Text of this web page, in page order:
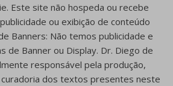
Este site não hospeda ou recebe
ou exibição de conteúdo
Banners: Não temos publicidade e
de Banner ou Display. Dr. Diego de
responsável pela produção,
dos textos presentes neste